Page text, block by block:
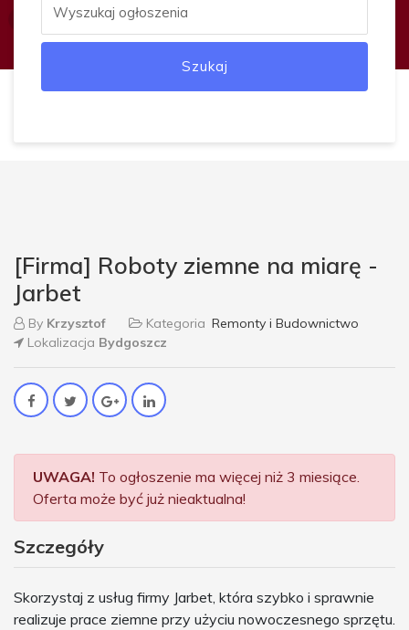
Szukaj
[Firma] Roboty ziemne na miarę -
Jarbet
By Krzysztof Kategoria Remonty i Budownictwo
Lokalizacja Bydgoszcz
UWAGA! To ogłoszenie ma więcej niż 3 miesiące.
Oferta może być już nieaktualna!
Szczegóły
Skorzystaj z usług firmy Jarbet, która szybko i sprawnie
realizuje prace ziemne przy użyciu nowoczesnego sprzętu.